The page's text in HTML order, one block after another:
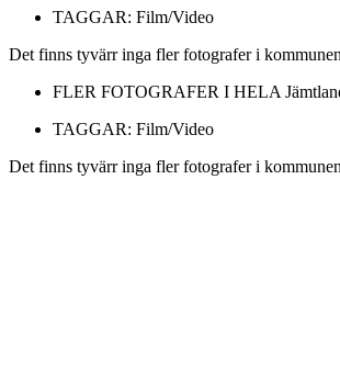
TAGGAR: Film/Video
Det finns tyvärr inga fler fotografer i kommunen
FLER FOTOGRAFER I HELA
TAGGAR: Film/Video
Det finns tyvärr inga fler fotografer i kommunen